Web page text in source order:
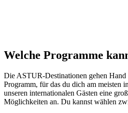
Welche Programme
Die ASTUR-Destinationen gehen
Programm, für das du dich am meisten
unseren internationalen Gästen eine
Möglichkeiten an. Du kannst wählen